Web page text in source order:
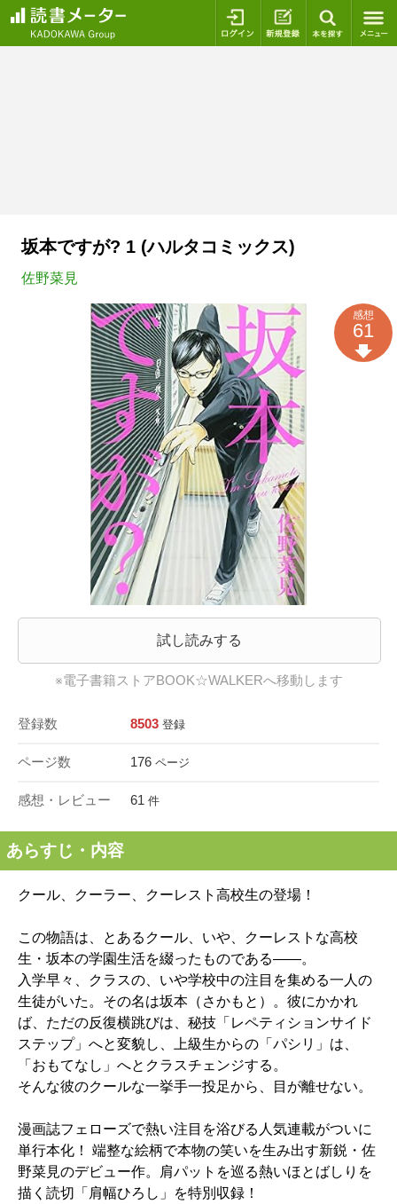
ログイン 新規登録
坂本ですが? 1 (ハルタコミックス)
佐野菜見
試し読みする
※電子書籍ストアBOOK☆WALKERへ移動します
登録数 8503 登録
ページ数 176 ページ
感想・レビュー 61 件
感想
61
あらすじ・内容
クール、クーラー、クーレスト高校生の登場！
この物語は、とあるクール、いや、クーレストな高校
生・坂本の学園生活を綴ったものである――。
入学早々、クラスの、いや学校中の注目を集める一人の
生徒がいた。その名は坂本（さかもと）。彼にかかれ
ば、ただの反復横跳びは、秘技「レペティションサイド
ステップ」へと変貌し、上級生からの「パシリ」は、
「おもてなし」へとクラスチェンジする。
そんな彼のクールな一挙手一投足から、目が離せない。
漫画誌フェローズで熱い注目を浴びる人気連載がついに
単行本化！ 端整な絵柄で本物の笑いを生み出す新鋭・佐
野菜見のデビュー作。肩パットを巡る熱いほとばしりを
描く読切「肩幅ひろし」を特別収録！